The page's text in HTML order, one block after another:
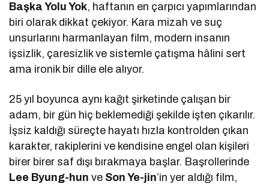
Başka Yolu Yok, haftanın en çarpıcı yapımlarından
biri olarak dikkat çekiyor. Kara mizah ve suç
unsurlarını harmanlayan film, modern insanın
işsizlik, çaresizlik ve sistemle çatışma hâlini sert
ama ironik bir dille ele alıyor.
25 yıl boyunca aynı kağıt şirketinde çalışan bir
adam, bir gün hiç beklemediği şekilde işten çıkarılır.
İşsiz kaldığı süreçte hayatı hızla kontrolden çıkan
karakter, rakiplerini ve kendisine engel olan kişileri
birer birer saf dışı bırakmaya başlar. Başrollerinde
Lee Byung-hun ve Son Ye-jin’in yer aldığı film,